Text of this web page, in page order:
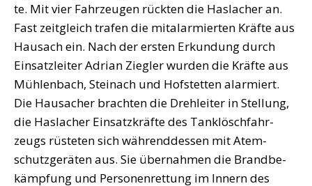
te. Mit vier Fahr­zeu­gen rück­ten die Has­la­cher an.
Fast zeit­gleich tra­fen die mit­al­ar­mier­ten Kräf­te aus
Hausach ein. Nach der ers­ten Erkun­dung durch
Ein­satz­lei­ter Adri­an Zieg­ler wur­den die Kräf­te aus
Müh­len­bach, Stein­ach und Hof­stet­ten alar­miert.
Die Hausa­cher brach­ten die Dreh­lei­ter in Stel­lung,
die Has­la­cher Ein­satz­kräf­te des Tank­lösch­fahr­
zeugs rüs­te­ten sich wäh­rend­des­sen mit Atem­
schutz­ge­rä­ten aus. Sie über­nah­men die Brand­be­
kämp­fung und Per­so­nen­ret­tung im Innern des